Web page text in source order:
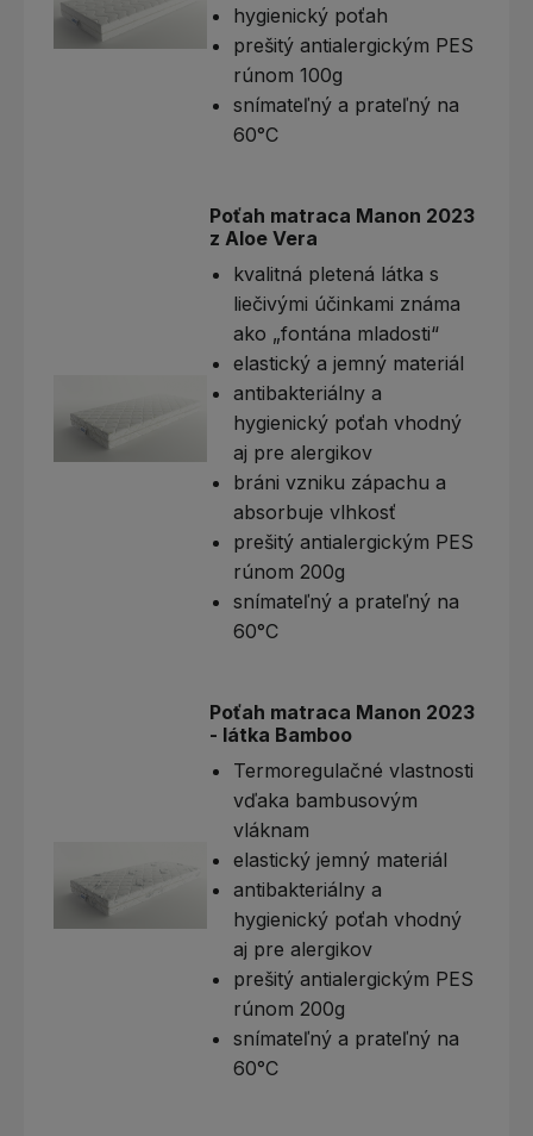
hygienický poťah
prešitý antialergickým PES
rúnom 100g
snímateľný a prateľný na
60°C
Poťah matraca Manon 2023
z Aloe Vera
kvalitná pletená látka s
liečivými účinkami známa
ako „fontána mladosti“
elastický a jemný materiál
antibakteriálny a
hygienický poťah vhodný
aj pre alergikov
bráni vzniku zápachu a
absorbuje vlhkosť
prešitý antialergickým PES
rúnom 200g
snímateľný a prateľný na
60°C
Poťah matraca Manon 2023
- látka Bamboo
Termoregulačné vlastnosti
vďaka bambusovým
vláknam
elastický jemný materiál
antibakteriálny a
hygienický poťah vhodný
aj pre alergikov
prešitý antialergickým PES
rúnom 200g
snímateľný a prateľný na
60°C